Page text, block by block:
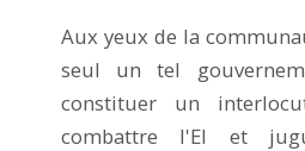
Aux yeux de la
seul un tel
constituer un
combattre l'EI et